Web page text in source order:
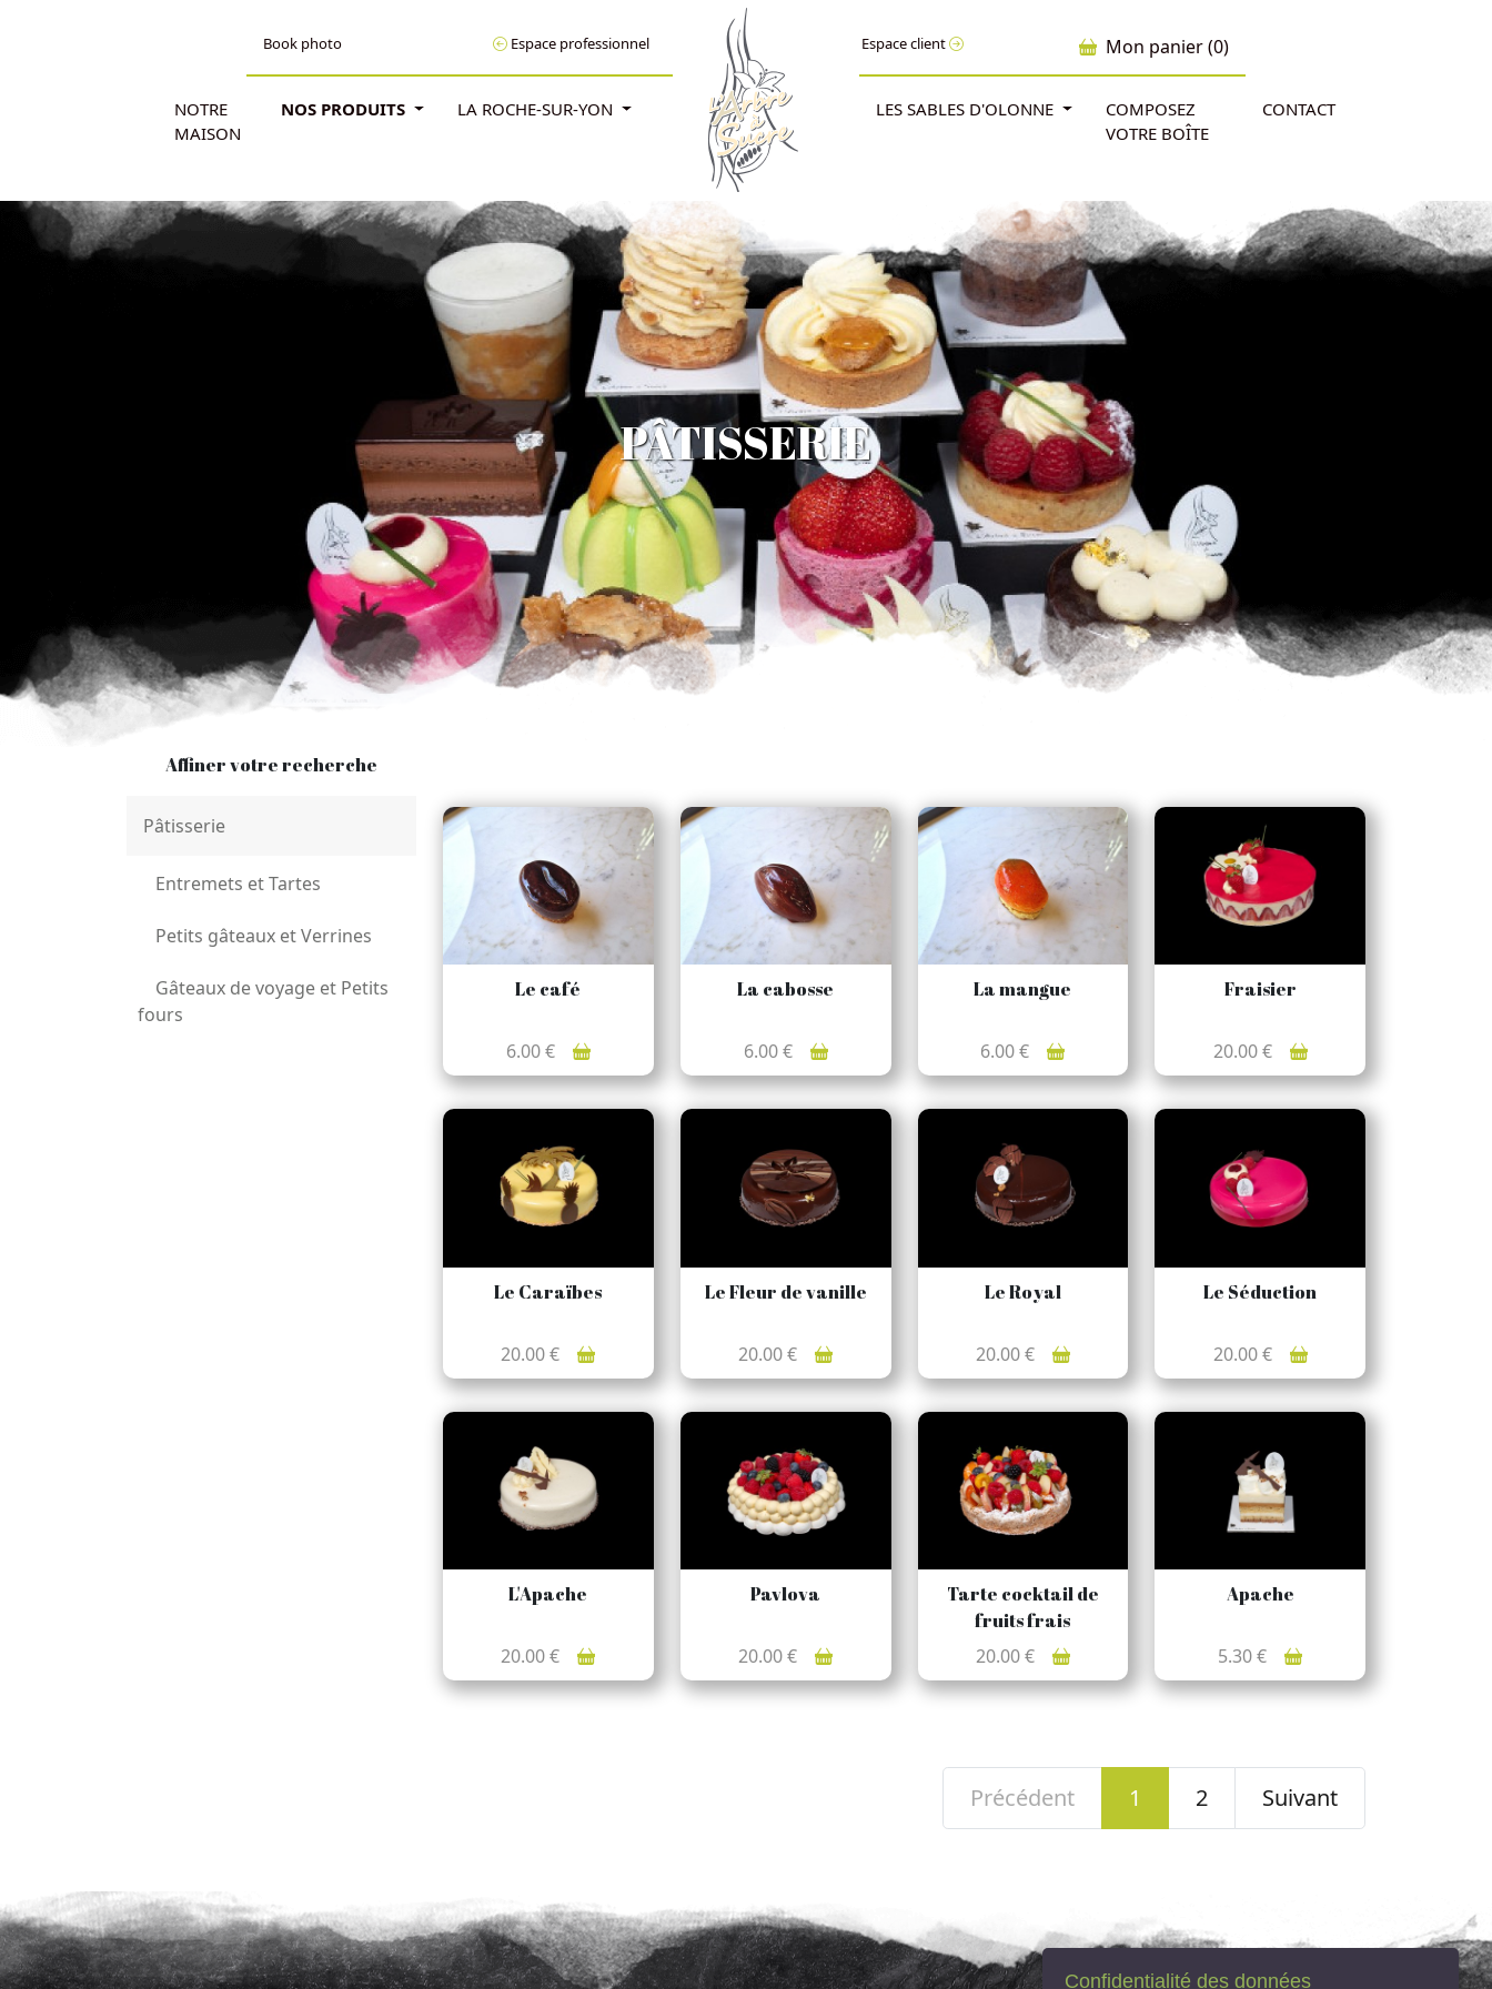
Book photo Espace professionnel Espace client Mon panier (0)
NOTRE
MAISON
NOS PRODUITS LA ROCHE-SUR-YON LES SABLES D'OLONNE
COMPOSEZ
VOTRE BOÎTE
CONTACT
PÂTISSERIE
Affiner votre recherche
Pâtisserie
Entremets et Tartes
Petits gâteaux et Verrines
Gâteaux de voyage et Petits
fours
Le café
6.00 €
La cabosse
6.00 €
La mangue
6.00 €
Fraisier
20.00 €
Le Caraïbes
20.00 €
Le Fleur de vanille
20.00 €
Le Royal
20.00 €
Le Séduction
20.00 €
L'Apache
20.00 €
Pavlova
20.00 €
Tarte cocktail de
fruits frais
20.00 €
Apache
5.30 €
Précédent 1 2 Suivant
Confidentialité des données